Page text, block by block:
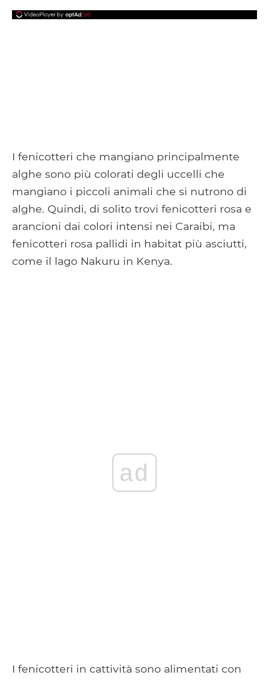
I fenicotteri che mangiano principalmente
alghe sono più colorati degli uccelli che
mangiano i piccoli animali che si nutrono di
alghe. Quindi, di solito trovi fenicotteri rosa e
arancioni dai colori intensi nei Caraibi, ma
fenicotteri rosa pallidi in habitat più asciutti,
come il lago Nakuru in Kenya.
ad
I fenicotteri in cattività sono alimentati con